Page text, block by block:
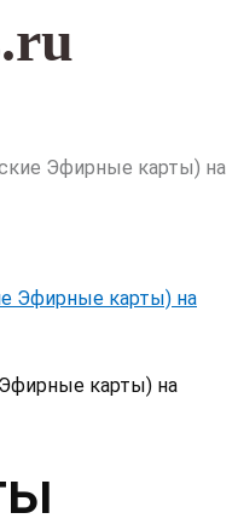
Эфирные карты) на
карты) на